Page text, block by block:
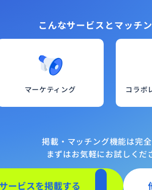
こんなサービスとマッチ
マーケティング コラボ
掲載・マッチング機能は完全
まずはお気軽にお試しくだ
ービスを掲載する